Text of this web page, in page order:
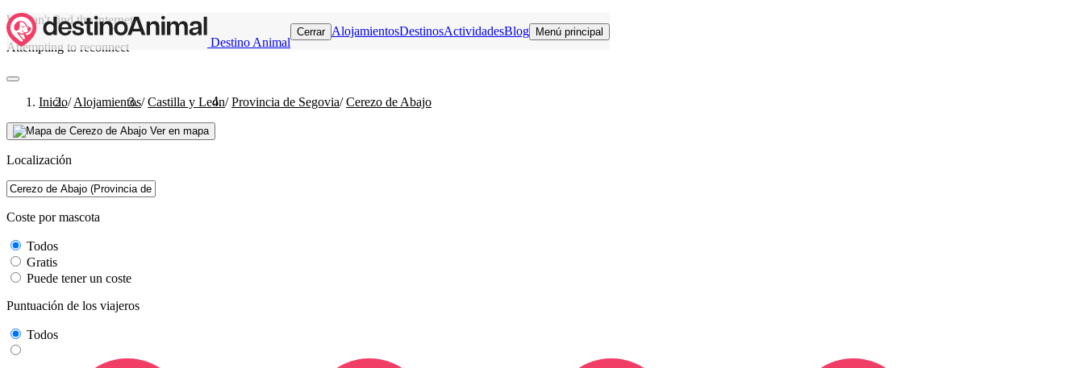
Destino Animal
Cerrar AlojamientosDestinosActividadesBlog Menú principal
We can't find the internet
Attempting to reconnect
Inicio/ Alojamientos/ Castilla y León/ Provincia de Segovia/ Cerezo de Abajo
Ver en mapa
Localización
Coste por mascota
Todos
Gratis
Puede tener un coste
Puntuación de los viajeros
Todos